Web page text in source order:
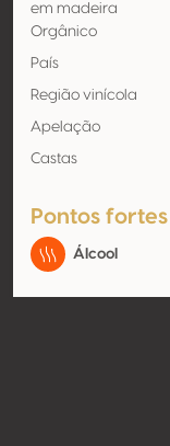
em madeira
Orgânico
País
Região vinícola
Apelação
Castas
Pontos fortes
Álcool